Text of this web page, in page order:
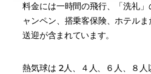
料金には一時間の飛行、「洗礼
ャンペン、搭乗客保険、ホテル
送迎が含まれています。
熱気球は 2人、４人、６人、８